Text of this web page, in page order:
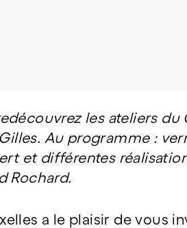
les ateliers
Au programme :
et différentes
Rochard.
a le plaisir de vous